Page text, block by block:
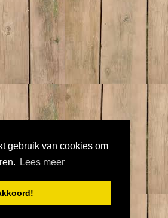
gebruik van cookies om
Lees meer